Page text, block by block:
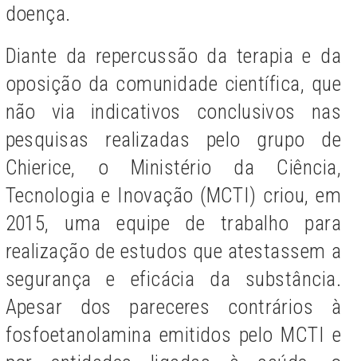
doença.
Diante da repercussão da terapia e da
oposição da comunidade científica, que
não via indicativos conclusivos nas
pesquisas realizadas pelo grupo de
Chierice, o Ministério da Ciência,
Tecnologia e Inovação (MCTI) criou, em
2015, uma equipe de trabalho para
realização de estudos que atestassem a
segurança e eficácia da substância.
Apesar dos pareceres contrários à
fosfoetanolamina emitidos pelo MCTI e